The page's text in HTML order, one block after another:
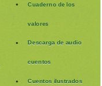
Cuaderno de los
valores
Descarga de audio
cuentos
Cuentos ilustrados